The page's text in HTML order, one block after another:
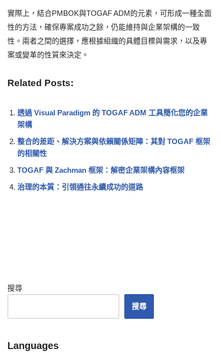
實際上，結合PMBOK與TOGAF ADM的元素，可形成一種全面
性的方法，確保專案成功之餘，仍能維持與企業架構的一致
性。兩者之間的選擇，應根據組織的具體目標與需求，以及專
案或變革的性質來決定。
Related Posts:
透過 Visual Paradigm 的 TOGAF ADM 工具簡化您的企業
架構
整合的差距、解決方案與依賴關係矩陣：其對 TOGAF 框架
的相關性
TOGAF 與 Zachman 框架：解密企業架構內容框架
治理的本質：引領通往永續成功的道路
搜尋
搜尋
Languages